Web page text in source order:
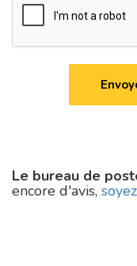
Le bureau de
encore d'avis,